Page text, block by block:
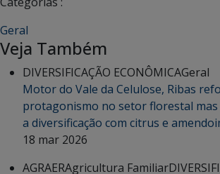
Geral
Veja Também
DIVERSIFICAÇÃO ECONÔMICAGeral
Motor do Vale da Celulose, Ribas
protagonismo no setor florestal mas
a diversificação com citrus e
18 mar 2026
AGRAERAgricultura Familiar